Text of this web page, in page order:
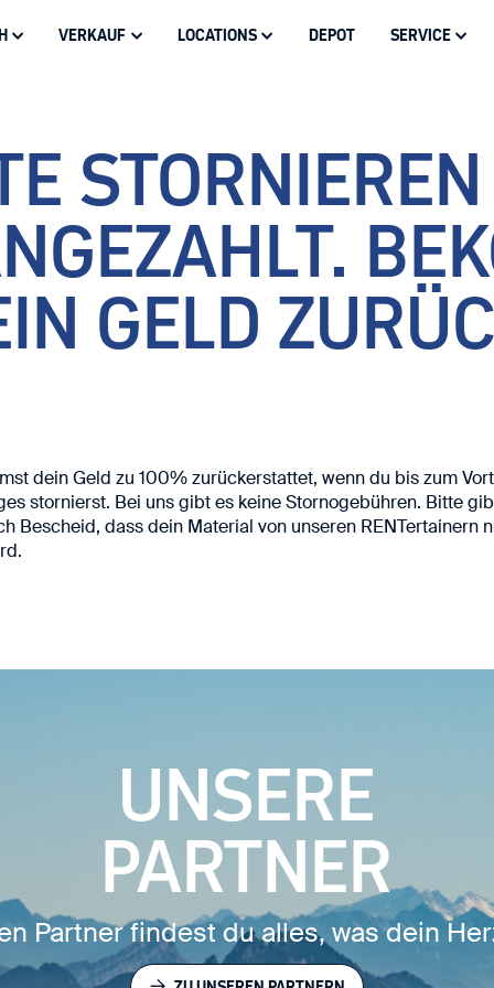
IN SERFAUS SNOWBOARD &
MIETEN
VERKAUF
FÜR DEN WINTER WINTER-BEKLEIDUNG
LOCATIONS
Dorfbahnstraße 76
A-6534 Serfaus
Heute:
+43 5476 60300
DEPOT SERVICE
BIKE SERVICE
GESCHICHTE
GELD
dein Geld zu 100% zurückerstattet, wenn du bis zum
stornierst. Bei uns gibt es keine Stornogebühren. Bitte
Bescheid, dass dein Material von unseren RENTertainern
UNSERE
PARTNER
Partner findest du alles, was dein